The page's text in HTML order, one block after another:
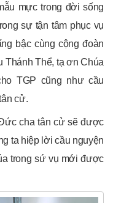
mực trong đời sống
sự tận tâm phục vụ
bậc cùng cộng đoàn
Thánh Thể, tạ ơn Chúa
TGP cũng như cầu
cử.
cha tân cử sẽ được
ta hiệp lời cầu nguyện
trong sứ vụ mới được